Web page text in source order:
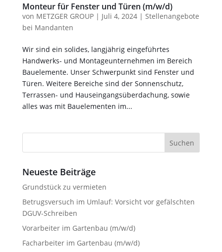
Monteur für Fenster und Türen (m/w/d)
von METZGER GROUP| Juli 4, 2024| Stellenangebote
bei Mandanten
Wir sind ein solides, langjährig eingeführtes
Handwerks- und Montageunternehmen im Bereich
Bauelemente. Unser Schwerpunkt sind Fenster und
Türen. Weitere Bereiche sind der Sonnenschutz,
Terrassen- und Hauseingangsüberdachung, sowie
alles was mit Bauelementen im...
Suchen
Neueste Beiträge
Grundstück zu vermieten
Betrugsversuch im Umlauf: Vorsicht vor gefälschten
DGUV-Schreiben
Vorarbeiter im Gartenbau (m/w/d)
Facharbeiter im Gartenbau (m/w/d)